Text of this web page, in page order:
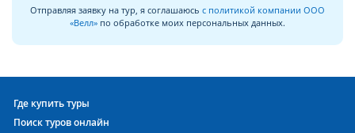
Отправляя заявку на тур, я соглашаюсь с политикой компании ООО
«Велл» по обработке моих персональных данных.
Где купить туры
Поиск туров онлайн